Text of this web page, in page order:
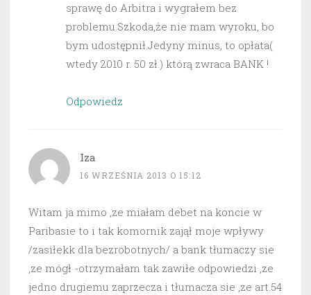
sprawę do Arbitra i wygrałem bez
problemu.Szkoda,że nie mam wyroku, bo
bym udostępnił.Jedyny minus, to opłata(
wtedy 2010 r. 50 zł.) którą zwraca BANK !
Odpowiedz
Iza
16 WRZEŚNIA 2013 O 15:12
Witam ja mimo ,ze miałam debet na koncie w
Paribasie to i tak komornik zajął moje wpływy
/zasiłekk dla bezrobotnych/ a bank tłumaczy sie
,ze mógł -otrzymałam tak zawiłe odpowiedzi ,ze
jedno drugiemu zaprzecza i tłumacza sie ,ze art.54